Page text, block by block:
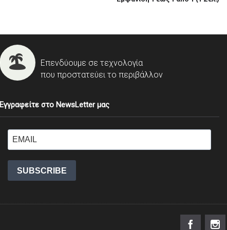
Επενδύουμε σε τεχνολογία
που προστατεύει το περιβάλλον
Εγγραφείτε στο NewsLetter μας
SUBSCRIBE